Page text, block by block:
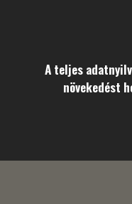
A teljes
növekedést